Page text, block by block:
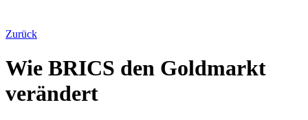
Zurück
Wie BRICS den Goldmarkt
verändert